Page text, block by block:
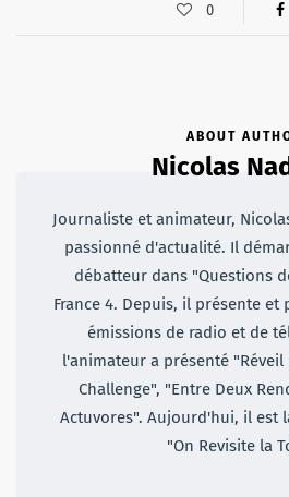
0
ABOUT
Nicolas
Journaliste et animateur,
passionné d'actualité. Il
débatteur dans "Questions
France 4. Depuis, il présente
émissions de radio et de
l'animateur a présenté "Réveil
Challenge", "Entre Deux
Actuvores". Aujourd'hui, il est
"On Revisite la